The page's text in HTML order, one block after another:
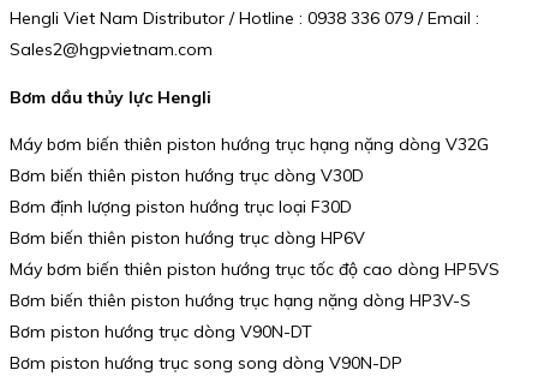
Hengli Viet Nam Distributor / Hotline : 0938 336 079 / Email :
Sales2@hgpvietnam.com
Bơm dầu thủy lực Hengli
Máy bơm biến thiên piston hướng trục hạng nặng dòng V32G
Bơm biến thiên piston hướng trục dòng V30D
Bơm định lượng piston hướng trục loại F30D
Bơm biến thiên piston hướng trục dòng HP6V
Máy bơm biến thiên piston hướng trục tốc độ cao dòng HP5VS
Bơm biến thiên piston hướng trục hạng nặng dòng HP3V-S
Bơm piston hướng trục dòng V90N-DT
Bơm piston hướng trục song song dòng V90N-DP